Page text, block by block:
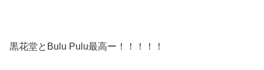
黒花堂とBulu Pulu最高ー！！！！！